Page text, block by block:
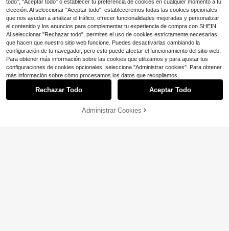
¡18% DE DESCUENTO! AÑADIR A LA BOLSA
todo", "Aceptar todo" o establecer tu preferencia de cookies en cualquier momento a tu
elección. Al seleccionar "Aceptar todo", estableceremos todas las cookies opcionales,
que nos ayudan a analizar el tráfico, ofrecer funcionalidades mejoradas y personalizar
el contenido y los anuncios para complementar tu experiencia de compra con SHEIN.
Al seleccionar "Rechazar todo", permites el uso de cookies estrictamente necesarias
que hacen que nuestro sitio web funcione. Puedes desactivarlas cambiando la
configuración de tu navegador, pero esto puede afectar el funcionamiento del sitio web.
Para obtener más información sobre las cookies que utilizamos y para ajustar tus
configuraciones de cookies opcionales, selecciona "Administrar cookies". Para obtener
más información sobre cómo procesamos los datos que recopilamos,
Rechazar Todo Aceptar Todo
Administrar Cookies